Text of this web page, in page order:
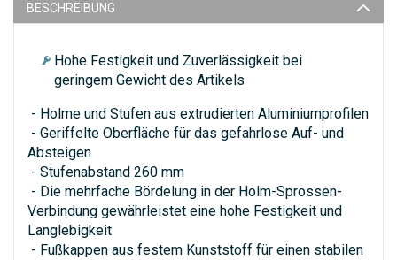
BESCHREIBUNG
Hohe Festigkeit und Zuverlässigkeit bei
geringem Gewicht des Artikels
- Holme und Stufen aus extrudierten Aluminiumprofilen
- Geriffelte Oberfläche für das gefahrlose Auf- und
Absteigen
- Stufenabstand 260 mm
- Die mehrfache Bördelung in der Holm-Sprossen-
Verbindung gewährleistet eine hohe Festigkeit und
Langlebigkeit
- Fußkappen aus festem Kunststoff für einen stabilen